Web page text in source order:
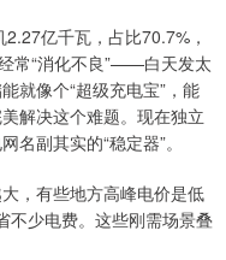
亿千瓦，占比70.7%，
常“消化不良”——白天发太
就像个“超级充电宝”，能
解决这个难题。现在独立
名副其实的“稳定器”。
，有些地方高峰电价是低
不少电费。这些刚需场景叠